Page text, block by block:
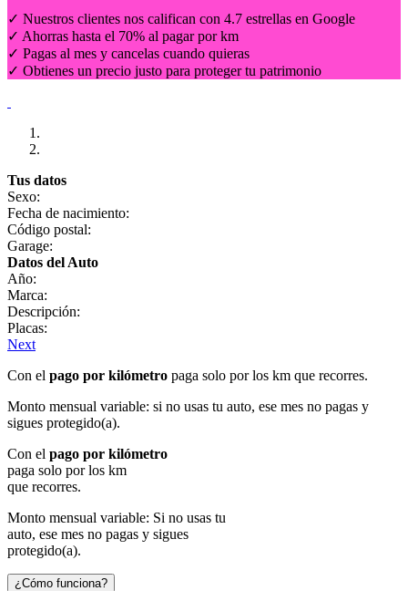
✓ Nuestros clientes nos califican con 4.7 estrellas en Google
✓ Ahorras hasta el 70% al pagar por km
✓ Pagas al mes y cancelas cuando quieras
✓ Obtienes un precio justo para proteger tu patrimonio
Tus datos
Sexo:
Fecha de nacimiento:
Código postal:
Garage:
Datos del Auto
Año:
Marca:
Descripción:
Placas:
Next
Con el pago por kilómetro paga solo por los km que recorres.
Monto mensual variable: si no usas tu auto, ese mes no pagas y
sigues protegido(a).
Con el pago por kilómetro
paga solo por los km
que recorres.
Monto mensual variable: Si no usas tu
auto, ese mes no pagas y sigues
protegido(a).
¿Cómo funciona?